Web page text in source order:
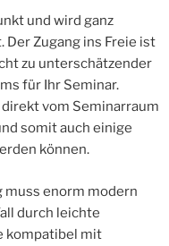
und wird ganz
Zugang ins Freie ist
zu unterschätzender
für Ihr Seminar.
vom Seminarraum
somit auch einige
können.
enorm modern
durch leichte
kompatibel mit